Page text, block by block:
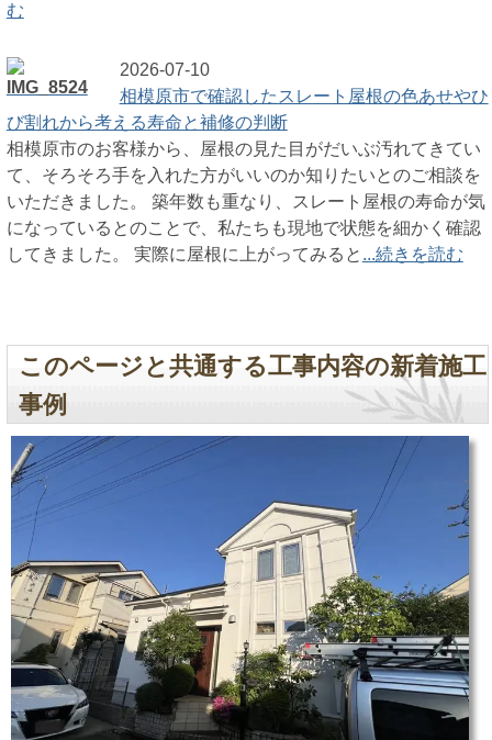
む
2026-07-10
相模原市で確認したスレート屋根の色あせやひ
び割れから考える寿命と補修の判断
相模原市のお客様から、屋根の見た目がだいぶ汚れてきてい
て、そろそろ手を入れた方がいいのか知りたいとのご相談を
いただきました。 築年数も重なり、スレート屋根の寿命が気
になっているとのことで、私たちも現地で状態を細かく確認
してきました。 実際に屋根に上がってみると ...続きを読む
このページと共通する工事内容の新着施工
事例